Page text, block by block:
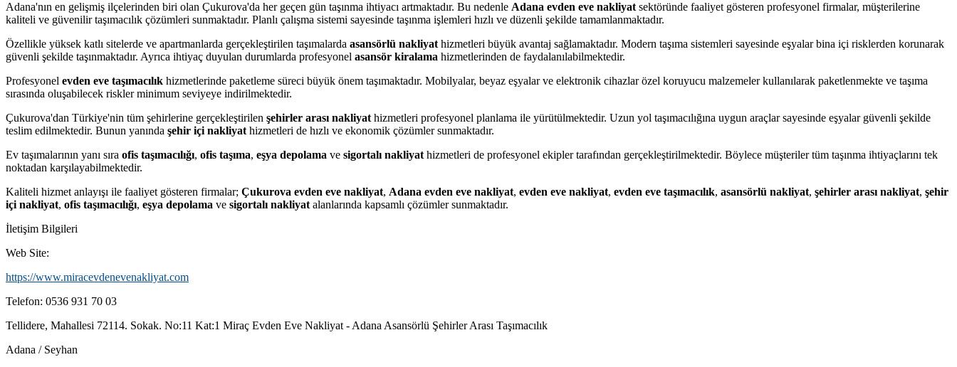
Adana'nın en gelişmiş ilçelerinden biri olan Çukurova'da her geçen gün taşınma ihtiyacı artmaktadır. Bu nedenle Adana evden eve nakliyatsektöründe faaliyet gösteren profesyonel firmalar, müşterilerine
kaliteli ve güvenilir taşımacılık çözümleri sunmaktadır. Planlı çalışma sistemi sayesinde taşınma işlemleri hızlı ve düzenli şekilde tamamlanmaktadır.
Özellikle yüksek katlı sitelerde ve apartmanlarda gerçekleştirilen taşımalarda asansörlü nakliyathizmetleri büyük avantaj sağlamaktadır. Modern taşıma sistemleri sayesinde eşyalar bina içi risklerden korunarak
güvenli şekilde taşınmaktadır. Ayrıca ihtiyaç duyulan durumlarda profesyonel asansör kiralama hizmetlerinden de faydalanılabilmektedir.
Profesyonel evden eve taşımacılık hizmetlerinde paketleme süreci büyük önem taşımaktadır. Mobilyalar, beyaz eşyalar ve elektronik cihazlar özel koruyucu malzemeler kullanılarak paketlenmekte ve taşıma
sırasında oluşabilecek riskler minimum seviyeye indirilmektedir.
Çukurova'dan Türkiye'nin tüm şehirlerine gerçekleştirilen şehirler arası nakliyathizmetleri profesyonel planlama ile yürütülmektedir. Uzun yol taşımacılığına uygun araçlar sayesinde eşyalar güvenli şekilde
teslim edilmektedir. Bunun yanında şehir içi nakliyathizmetleri de hızlı ve ekonomik çözümler sunmaktadır.
Ev taşımalarının yanı sıra ofis taşımacılığı, ofis taşıma, eşya depolama ve sigortalı nakliyathizmetleri de profesyonel ekipler tarafından gerçekleştirilmektedir. Böylece müşteriler tüm taşınma ihtiyaçlarını tek
noktadan karşılayabilmektedir.
Kaliteli hizmet anlayışı ile faaliyet gösteren firmalar; Çukurova evden eve nakliyat, Adana evden eve nakliyat, evden eve nakliyat, evden eve taşımacılık, asansörlü nakliyat, şehirler arası nakliyat, şehir
içi nakliyat, ofis taşımacılığı, eşya depolama ve sigortalı nakliyatalanlarında kapsamlı çözümler sunmaktadır.
İletişim Bilgileri
Web Site:
https://www.miracevdenevenakliyat.com
Telefon: 0536 931 70 03
Tellidere, Mahallesi 72114. Sokak. No:11 Kat:1 Miraç Evden Eve Nakliyat - Adana Asansörlü Şehirler Arası Taşımacılık
Adana / Seyhan